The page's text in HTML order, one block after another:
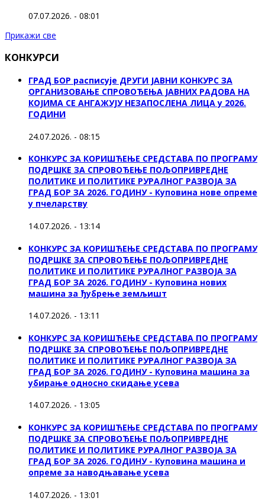
07.07.2026. - 08:01
Прикажи све
КОНКУРСИ
ГРАД БОР расписује ДРУГИ ЈАВНИ КОНКУРС ЗА
ОРГАНИЗОВАЊЕ СПРОВОЂЕЊА ЈАВНИХ РАДОВА НА
КОЈИМА СЕ АНГАЖУЈУ НЕЗАПОСЛЕНА ЛИЦА у 2026.
ГОДИНИ
24.07.2026. - 08:15
КОНКУРС ЗА КОРИШЋЕЊЕ СРЕДСТАВА ПО ПРОГРАМУ
ПОДРШКЕ ЗА СПРОВОЂЕЊЕ ПОЉОПРИВРЕДНЕ
ПОЛИТИКЕ И ПОЛИТИКЕ РУРАЛНОГ РАЗВОЈА ЗА
ГРАД БОР ЗА 2026. ГОДИНУ - Куповина нове опреме
у пчеларству
14.07.2026. - 13:14
КОНКУРС ЗА КОРИШЋЕЊЕ СРЕДСТАВА ПО ПРОГРАМУ
ПОДРШКЕ ЗА СПРОВОЂЕЊЕ ПОЉОПРИВРЕДНЕ
ПОЛИТИКЕ И ПОЛИТИКЕ РУРАЛНОГ РАЗВОЈА ЗА
ГРАД БОР ЗА 2026. ГОДИНУ - Куповина нових
машина за ђубрење земљишт
14.07.2026. - 13:11
КОНКУРС ЗА КОРИШЋЕЊЕ СРЕДСТАВА ПО ПРОГРАМУ
ПОДРШКЕ ЗА СПРОВОЂЕЊЕ ПОЉОПРИВРЕДНЕ
ПОЛИТИКЕ И ПОЛИТИКЕ РУРАЛНОГ РАЗВОЈА ЗА
ГРАД БОР ЗА 2026. ГОДИНУ - Куповинa машина за
убирање односно скидање усева
14.07.2026. - 13:05
КОНКУРС ЗА КОРИШЋЕЊЕ СРЕДСТАВА ПО ПРОГРАМУ
ПОДРШКЕ ЗА СПРОВОЂЕЊЕ ПОЉОПРИВРЕДНЕ
ПОЛИТИКЕ И ПОЛИТИКЕ РУРАЛНОГ РАЗВОЈА ЗА
ГРАД БОР ЗА 2026. ГОДИНУ - Куповина машина и
опреме за наводњавање усева
14.07.2026. - 13:01